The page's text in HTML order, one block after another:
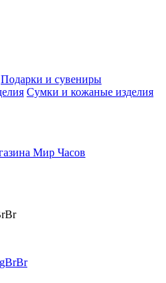
Подарки и сувениры
Сумки и кожаные изделия